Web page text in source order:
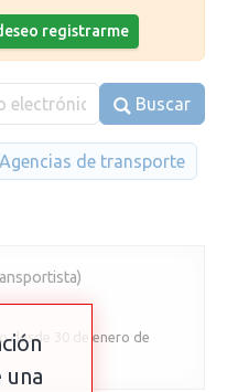
registrarme
Buscar
Agencias de transporte
desde 30 de enero de
una